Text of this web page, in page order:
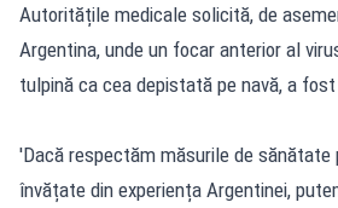
Autoritățile medicale solicită, de
Argentina, unde un focar anterior al
tulpină ca cea depistată pe navă, a
'Dacă respectăm măsurile de
învățate din experiența Argentinei,